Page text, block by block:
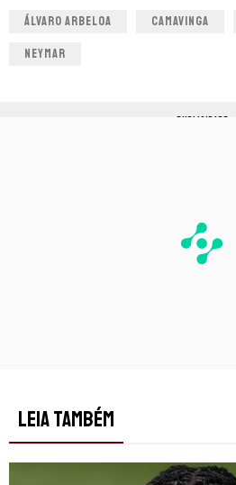
ÁLVARO ARBELOA CAMAVINGA
NEYMAR
PUBLICIDADE
LEIA TAMBÉM